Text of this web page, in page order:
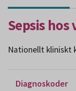
Sepsis hos
Nationellt kliniskt
Diagnoskoder